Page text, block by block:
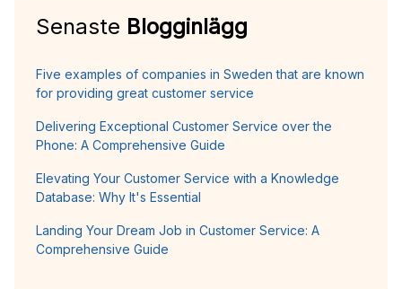
Senaste Blogginlägg
Five examples of companies in Sweden that are known
for providing great customer service
Delivering Exceptional Customer Service over the
Phone: A Comprehensive Guide
Elevating Your Customer Service with a Knowledge
Database: Why It's Essential
Landing Your Dream Job in Customer Service: A
Comprehensive Guide